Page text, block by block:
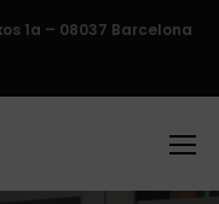
1a – 08037 Barcelona